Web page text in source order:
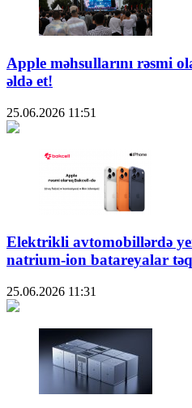
Apple məhsullarını rəsmi
əldə et!
25.06.2026 11:51
Elektrikli avtomobillərdə
natrium-ion batareyalar
25.06.2026 11:31